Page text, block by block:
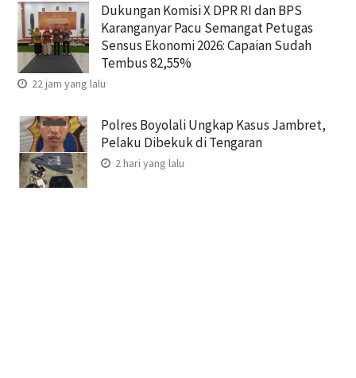
Dukungan Komisi X DPR RI dan BPS
Karanganyar Pacu Semangat Petugas
Sensus Ekonomi 2026: Capaian Sudah
Tembus 82,55%
22 jam yang lalu
Polres Boyolali Ungkap Kasus Jambret,
Pelaku Dibekuk di Tengaran
2 hari yang lalu